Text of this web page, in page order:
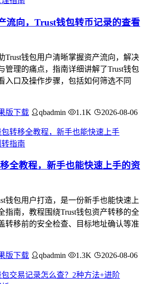
流向，Trust钱包转币记录的查看
Trust钱包用户清晰掌握资产流向，解决
管理的痛点，指南详细讲解了Trust钱包
入口及操作步骤，包括如何筛选不同
版下载 qbadmin 1.1K 2026-08-06
全教程，新手也能快速上手的资
钱包用户打造，是一份新手也能快速上
指南，教程围绕Trust钱包资产转移的全
转移前的安全检查、目标地址确认等准
版下载 qbadmin 1.3K 2026-08-06